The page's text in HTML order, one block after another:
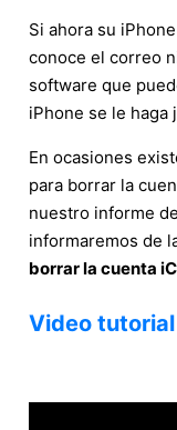
Si ahora su
conoce el correo
software que
iPhone se le haga
En ocasiones
para borrar la
nuestro informe
informaremos de
borrar la cuenta
Video tutorial